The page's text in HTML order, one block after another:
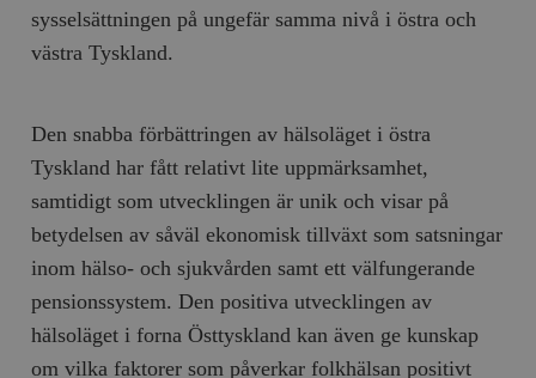
sysselsättningen på ungefär samma nivå i östra och
västra Tyskland.
Den snabba förbättringen av hälsoläget i östra
Tyskland har fått relativt lite uppmärksamhet,
samtidigt som utvecklingen är unik och visar på
betydelsen av såväl ekonomisk tillväxt som satsningar
inom hälso- och sjukvården samt ett välfungerande
pensionssystem. Den positiva utvecklingen av
hälsoläget i forna Östtyskland kan även ge kunskap
om vilka faktorer som påverkar folkhälsan positivt